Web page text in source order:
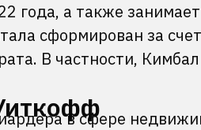
года, а также занимает
сформирован за счет
В частности,
в сфере